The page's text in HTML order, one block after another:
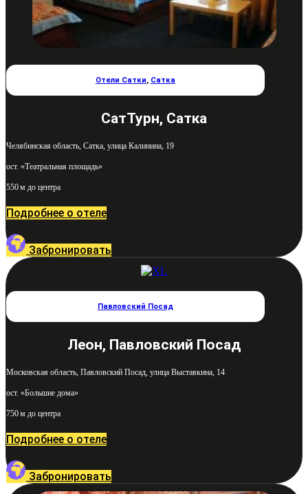
Отели Сатки, Сатка
СатТурн, Сатка
Челябинская область, Сатка, улица Калинина, 19
ост. «Театральная площадь»
550 м до центра
Подробнее о отеле
Забронировать
Павловский Посад
Леон, Павловский Посад
Московская область, Павловский Посад, улица Выставкина, 14
ост. «Большие дома»
750 м до центра
Подробнее о отеле
Забронировать